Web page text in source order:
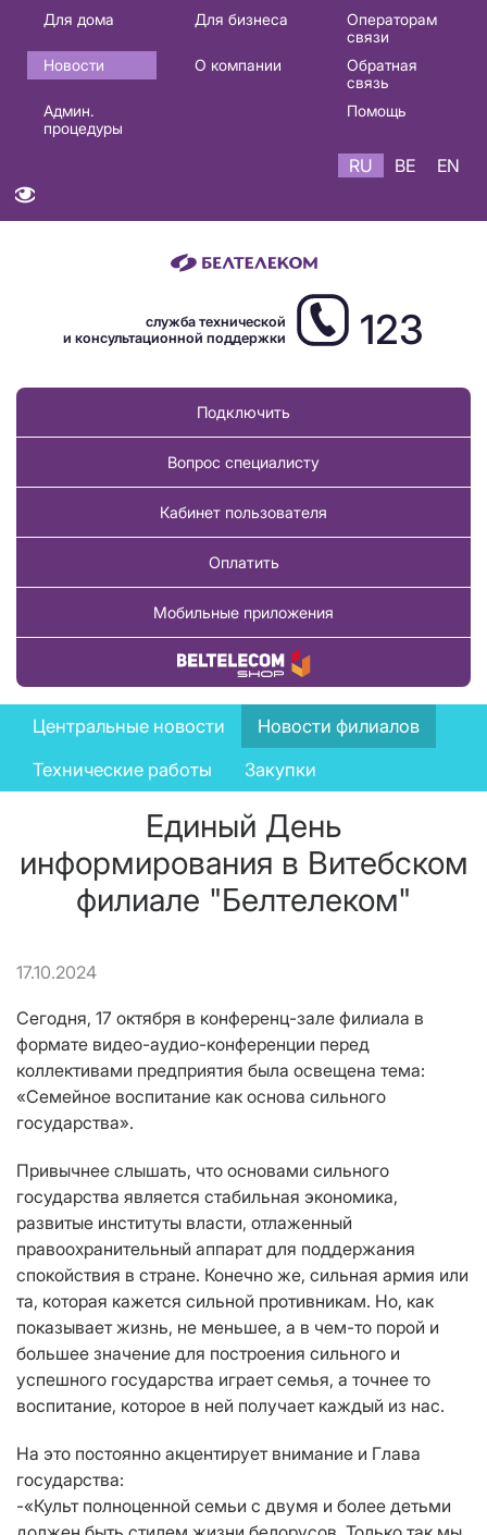
Основная
навигация
RU
Для дома Для бизнеса
Операторам
связи
Новости
О компании
Обратная
связь
Админ.
процедуры
Помощь
RU BE EN
служба технической
и консультационной поддержки
123
Подключить
Вопрос специалисту
Кабинет пользователя
Оплатить
Мобильные приложения
Купить товар
News
menu
Центральные новости
Новости филиалов
Технические работы
Закупки
Единый День
информирования в Витебском
филиале "Белтелеком"
17.10.2024
Сегодня, 17 октября в конференц-зале филиала в
формате видео-аудио-конференции перед
коллективами предприятия была освещена тема:
«Семейное воспитание как основа сильного
государства».
Привычнее слышать, что основами сильного
государства является стабильная экономика,
развитые институты власти, отлаженный
правоохранительный аппарат для поддержания
спокойствия в стране. Конечно же, сильная армия или
та, которая кажется сильной противникам. Но, как
показывает жизнь, не меньшее, а в чем-то порой и
большее значение для построения сильного и
успешного государства играет семья, а точнее то
воспитание, которое в ней получает каждый из нас.
На это постоянно акцентирует внимание и Глава
государства:
-«Культ полноценной семьи с двумя и более детьми